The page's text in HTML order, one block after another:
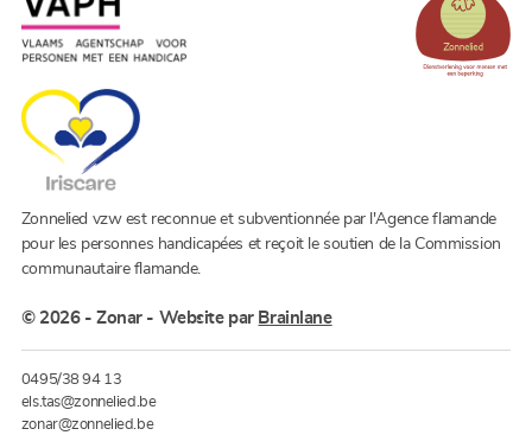
Zonnelied vzw est reconnue et subventionnée par l'Agence flamande
pour les personnes handicapées et reçoit le soutien de la Commission
communautaire flamande.
© 2026 - Zonar - Website par Brainlane
0495/38 94 13
els.tas@zonnelied.be
zonar@zonnelied.be